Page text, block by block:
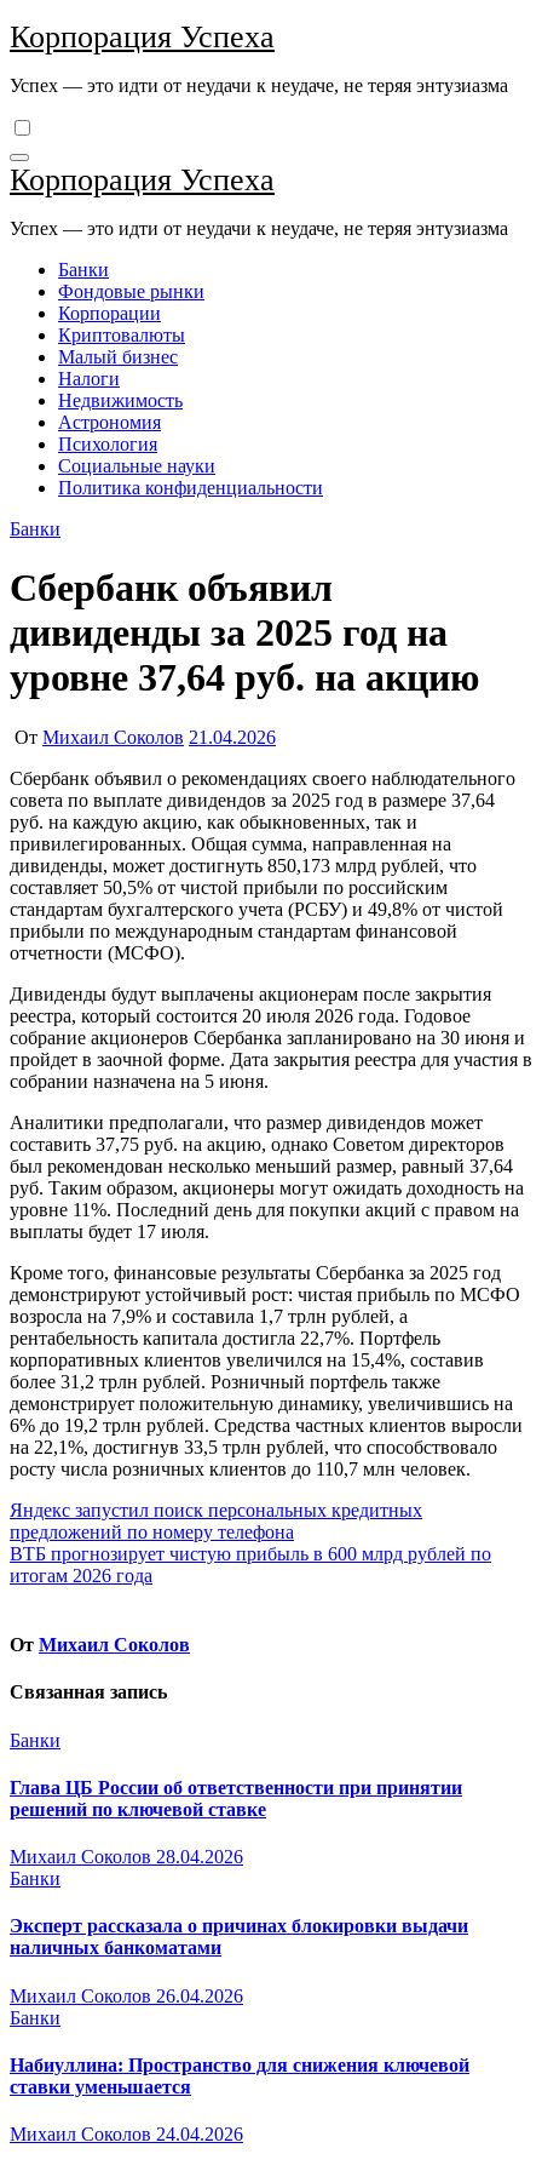
Перейти
к
Корпорация Успеха
Успех — это идти от неудачи к неудаче, не теряя энтузиазма
Корпорация Успеха
Успех — это идти от неудачи к неудаче, не теряя энтузиазма
Банки
Фондовые рынки
Корпорации
Криптовалюты
Малый бизнес
Налоги
Недвижимость
Астрономия
Психология
Социальные науки
Политика конфиденциальности
Банки
Сбербанк объявил
дивиденды за 2025 год на
уровне 37,64 руб. на акцию
От Михаил Соколов 21.04.2026
Сбербанк объявил о рекомендациях своего наблюдательного
совета по выплате дивидендов за 2025 год в размере 37,64
руб. на каждую акцию, как обыкновенных, так и
привилегированных. Общая сумма, направленная на
дивиденды, может достигнуть 850,173 млрд рублей, что
составляет 50,5% от чистой прибыли по российским
стандартам бухгалтерского учета (РСБУ) и 49,8% от чистой
прибыли по международным стандартам финансовой
отчетности (МСФО).
Дивиденды будут выплачены акционерам после закрытия
реестра, который состоится 20 июля 2026 года. Годовое
собрание акционеров Сбербанка запланировано на 30 июня и
пройдет в заочной форме. Дата закрытия реестра для участия в
собрании назначена на 5 июня.
Аналитики предполагали, что размер дивидендов может
составить 37,75 руб. на акцию, однако Советом директоров
был рекомендован несколько меньший размер, равный 37,64
руб. Таким образом, акционеры могут ожидать доходность на
уровне 11%. Последний день для покупки акций с правом на
выплаты будет 17 июля.
Кроме того, финансовые результаты Сбербанка за 2025 год
демонстрируют устойчивый рост: чистая прибыль по МСФО
возросла на 7,9% и составила 1,7 трлн рублей, а
рентабельность капитала достигла 22,7%. Портфель
корпоративных клиентов увеличился на 15,4%, составив
более 31,2 трлн рублей. Розничный портфель также
демонстрирует положительную динамику, увеличившись на
6% до 19,2 трлн рублей. Средства частных клиентов выросли
на 22,1%, достигнув 33,5 трлн рублей, что способствовало
росту числа розничных клиентов до 110,7 млн человек.
Навигация
по
записям
Яндекс запустил поиск персональных кредитных
предложений по номеру телефона
ВТБ прогнозирует чистую прибыль в 600 млрд рублей по
итогам 2026 года
От Михаил Соколов
Связанная запись
Банки
Глава ЦБ России об ответственности при принятии
решений по ключевой ставке
Михаил Соколов 28.04.2026
Банки
Эксперт рассказала о причинах блокировки выдачи
наличных банкоматами
Михаил Соколов 26.04.2026
Банки
Набиуллина: Пространство для снижения ключевой
ставки уменьшается
Михаил Соколов 24.04.2026